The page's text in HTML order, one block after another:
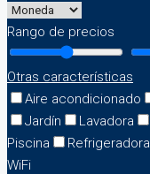
Rango de precios
Otras características
Aire acondicionado
Jardín
Lavadora
Piscina
Refrigeradora
WiFi